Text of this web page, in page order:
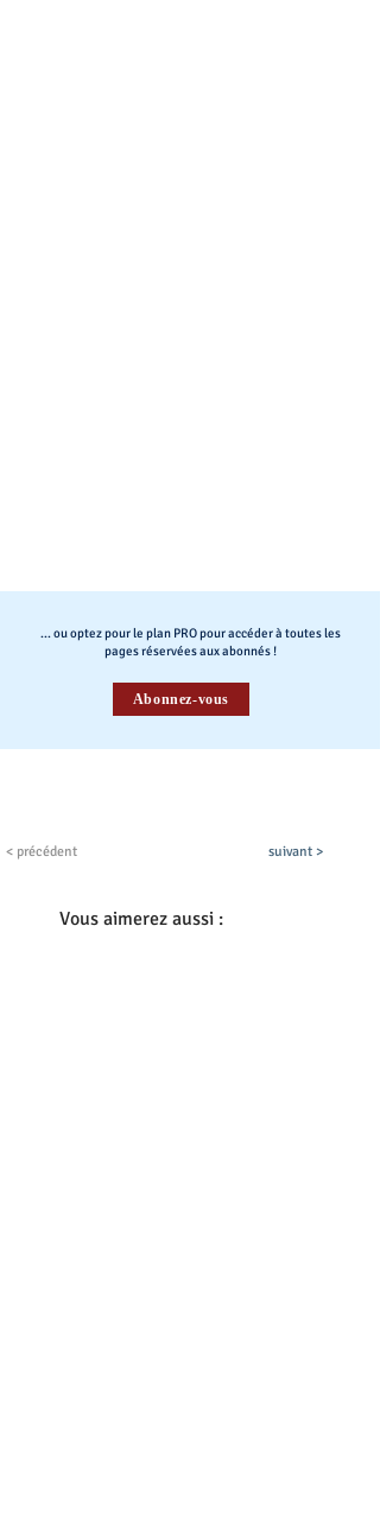
... ou optez pour le plan PRO pour accéder à toutes les
pages réservées aux abonnés !
Abonnez-vous
< précédent suivant >
Vous aimerez aussi :